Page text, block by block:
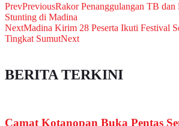
PrevPreviousRakor Penanggulangan TB dan
Stunting di Madina
NextMadina Kirim 28 Peserta Ikuti Festival
Tingkat SumutNext
BERITA TERKINI
Camat Kotanopan Buka Pentas